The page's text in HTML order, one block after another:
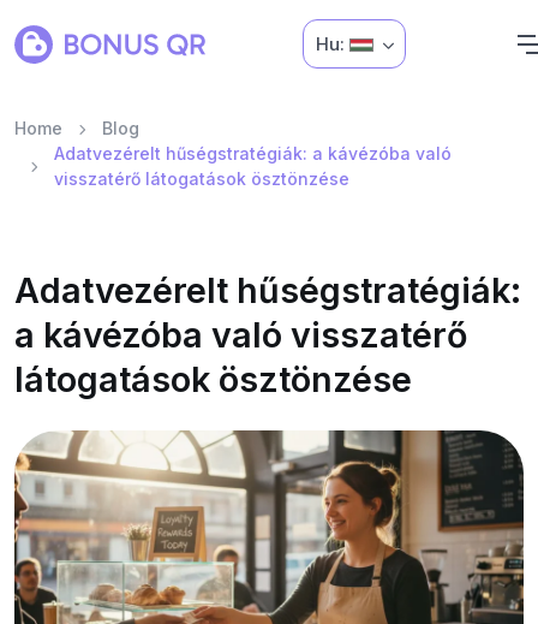
Hu:
Home
Blog
Adatvezérelt hűségstratégiák: a kávézóba való
visszatérő látogatások ösztönzése
Adatvezérelt hűségstratégiák:
a kávézóba való visszatérő
látogatások ösztönzése